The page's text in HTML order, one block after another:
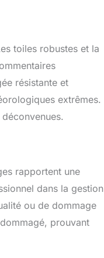
toiles robustes et la
résistante et
extrêmes.
rapportent une
dans la gestion
ou de dommage
prouvant